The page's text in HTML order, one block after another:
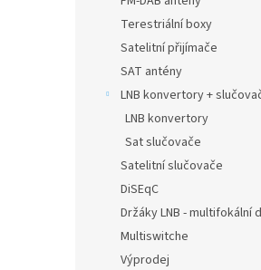
Terestriální boxy
Satelitní přijímače
SAT antény
LNB konvertory +
LNB konvertory
Sat slučovače
Satelitní slučovače
DiSEqC
Držáky LNB - multifokální
Multiswitche
Výprodej